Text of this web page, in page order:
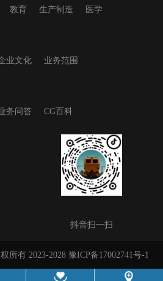
教育 生产制造 医学
业文化 业务范围
务问答 CG百科
抖音扫一扫
所有 2023-2028 豫ICP备17002741号-1